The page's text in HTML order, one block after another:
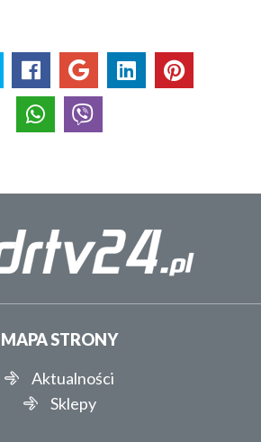
MAPA STRONY
Aktualności
Sklepy